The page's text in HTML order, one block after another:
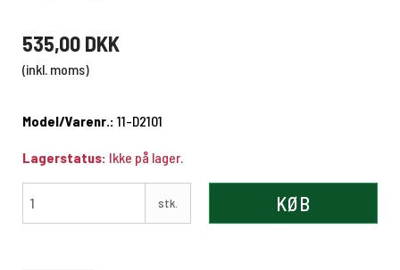
535,00 DKK
(inkl. moms)
Model/Varenr.: 11-D2101
Lagerstatus: Ikke på lager.
stk. KØB